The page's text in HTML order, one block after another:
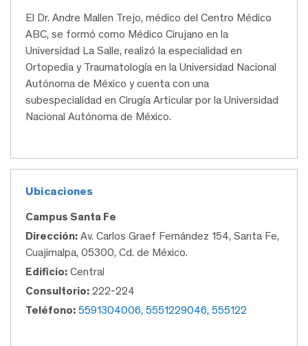
El Dr. Andre Mallen Trejo, médico del Centro Médico
ABC, se formó como Médico Cirujano en la
Universidad La Salle, realizó la especialidad en
Ortopedia y Traumatología en la Universidad Nacional
Autónoma de México y cuenta con una
subespecialidad en Cirugía Articular por la Universidad
Nacional Autónoma de México.
Ubicaciones
Campus Santa Fe
Dirección: Av. Carlos Graef Fernández 154, Santa Fe,
Cuajimalpa, 05300, Cd. de México.
Edificio: Central
Consultorio: 222-224
Teléfono: 5591304006, 5551229046, 555122